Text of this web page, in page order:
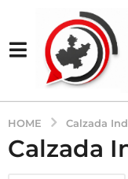
HOME Calzada
Calzada